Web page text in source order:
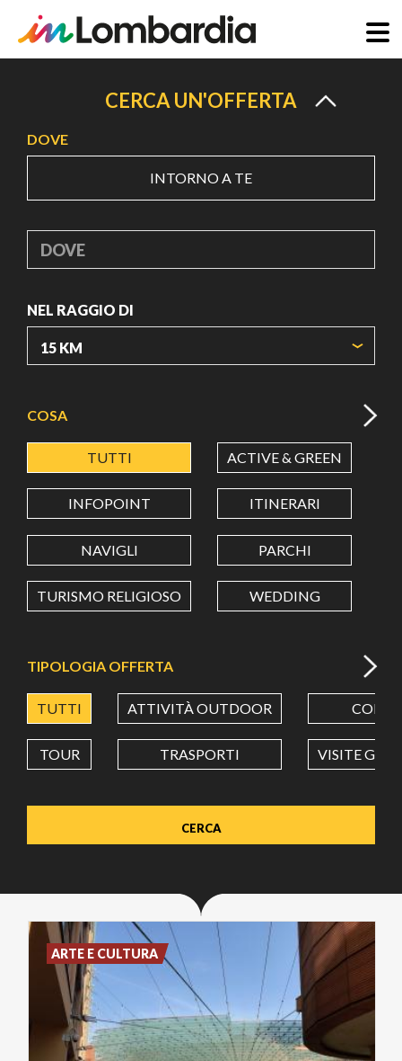
principale
CERCA UN'OFFERTA
DOVE
INTORNO A TE
DOVE
NEL RAGGIO DI
LATITUDINE
LONGITUDINE
Value in decimal degrees. Use dot (.) as decimal separator.
COSA
TUTTI ACTIVE & GREEN
INFOPOINT ITINERARI
NAVIGLI PARCHI
TURISMO RELIGIOSO WEDDING
TIPOLOGIA OFFERTA
TUTTI ATTIVITÀ OUTDOOR CORSI
TOUR TRASPORTI VISITE
ARTE E CULTURA